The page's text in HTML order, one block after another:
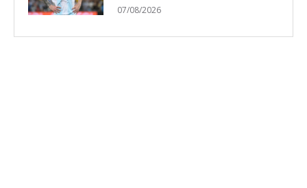
07/08/2026